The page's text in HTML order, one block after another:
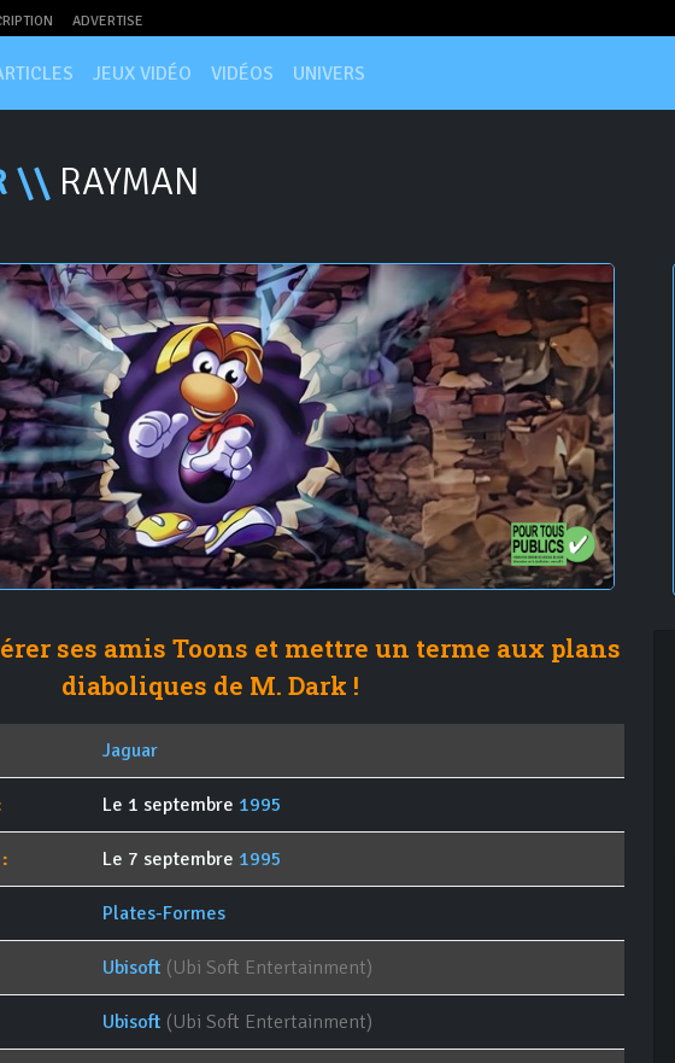
ADVERTISE
JEUX VIDÉO VIDÉOS UNIVERS
\\ RAYMAN
ses amis Toons et mettre un terme aux plans
diaboliques de M. Dark !
Jaguar
Le 1 septembre 1995
Le 7 septembre 1995
Plates-Formes
Ubisoft (Ubi Soft Entertainment)
Ubisoft (Ubi Soft Entertainment)